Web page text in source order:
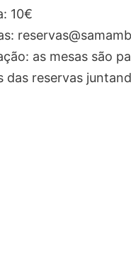
10€
as mesas são
das reservas